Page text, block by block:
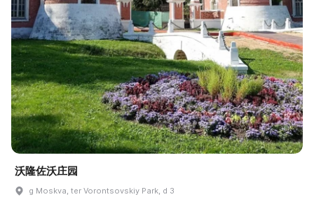
沃隆佐沃庄园
g Moskva, ter Vorontsovskiy Park, d 3